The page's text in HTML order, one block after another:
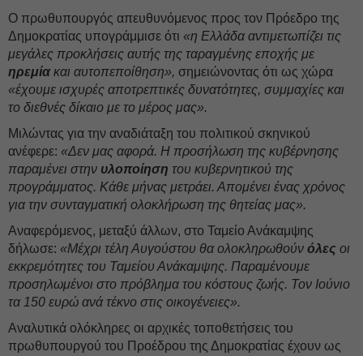
Ο πρωθυπουργός απευθυνόμενος προς τον Πρόεδρο της
Δημοκρατίας υπογράμμισε ότι «η Ελλάδα αντιμετωπίζει τις
μεγάλες προκλήσεις αυτής της ταραγμένης εποχής με
ηρεμία και αυτοπεποίθηση», σημειώνοντας ότι ως χώρα
«έχουμε ισχυρές αποτρεπτικές δυνατότητες, συμμαχίες και
το διεθνές δίκαιο με το μέρος μας».
Μιλώντας για την αναδιάταξη του πολιτικού σκηνικού
ανέφερε: «Δεν μας αφορά. Η προσήλωση της κυβέρνησης
παραμένει στην υλοποίηση του κυβερνητικού της
προγράμματος. Κάθε μήνας μετράει. Απομένει ένας χρόνος
για την συνταγματική ολοκλήρωση της θητείας μας».
Αναφερόμενος, μεταξύ άλλων, στο Ταμείο Ανάκαμψης
δήλωσε: «Μέχρι τέλη Αυγούστου θα ολοκληρωθούν όλες οι
εκκρεμότητες του Ταμείου Ανάκαμψης. Παραμένουμε
προσηλωμένοι στο πρόβλημα του κόστους ζωής. Τον Ιούνιο
τα 150 ευρώ ανά τέκνο στις οικογένειες».
Αναλυτικά ολόκληρες οι αρχικές τοποθετήσεις του
πρωθυπουργού του Προέδρου της Δημοκρατίας έχουν ως